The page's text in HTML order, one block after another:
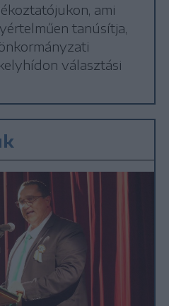
ami
tanúsítja,
választási